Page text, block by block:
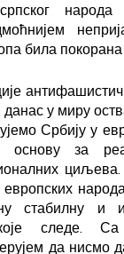
била
данас у миру
Србију у
за
европских
стабилну и
које следе.
да нисмо